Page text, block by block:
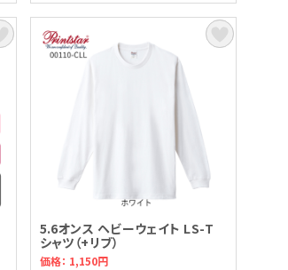
5.6オンス ヘビーウェイト LS-T
シャツ（+リブ）
価格： 1,150円